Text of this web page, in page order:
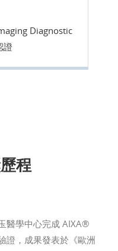
Diagnostic
證
程
醫學中心完成 AIXA®
證，成果發表於《歐洲